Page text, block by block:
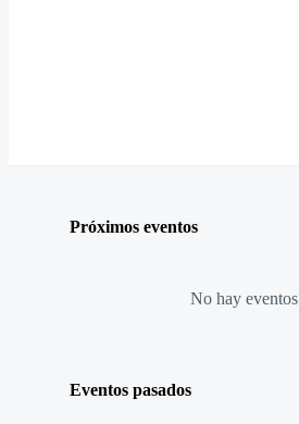
Próximos eventos
No hay eventos
Eventos pasados